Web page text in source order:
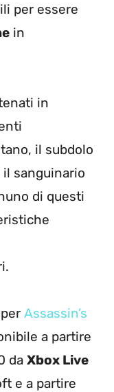
per essere
in
in
il subdolo
il sanguinario
di questi
Assassin’s
a partire
da Xbox Live
e a partire